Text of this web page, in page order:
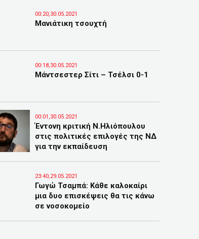
00:20,30.05.2021
Μανιάτικη τσουχτή
00:18,30.05.2021
Μάντσεστερ Σίτι – Τσέλσι 0-1
00:01,30.05.2021
Έντονη κριτική Ν.Ηλιόπουλου
στις πολιτικές επιλογές της ΝΔ
για την εκπαίδευση
23:40,29.05.2021
Γωγώ Τσαμπά: Κάθε καλοκαίρι
μια δυο επισκέψεις θα τις κάνω
σε νοσοκομείο